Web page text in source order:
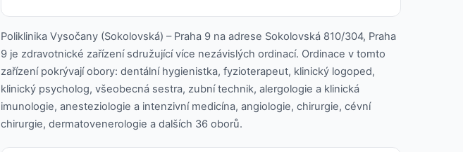
Poliklinika Vysočany (Sokolovská) – Praha 9 na adrese Sokolovská 810/304, Praha
9 je zdravotnické zařízení sdružující více nezávislých ordinací. Ordinace v tomto
zařízení pokrývají obory: dentální hygienistka, fyzioterapeut, klinický logoped,
klinický psycholog, všeobecná sestra, zubní technik, alergologie a klinická
imunologie, anesteziologie a intenzivní medicína, angiologie, chirurgie, cévní
chirurgie, dermatovenerologie a dalších 36 oborů.